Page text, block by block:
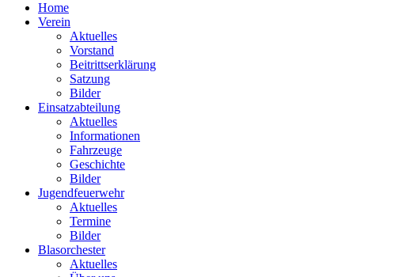
Home
Verein
Aktuelles
Vorstand
Beitrittserklärung
Satzung
Bilder
Einsatzabteilung
Aktuelles
Informationen
Fahrzeuge
Geschichte
Bilder
Jugendfeuerwehr
Aktuelles
Termine
Bilder
Blasorchester
Aktuelles